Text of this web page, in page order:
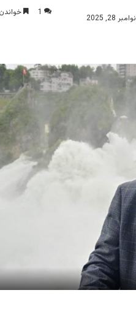
نوامبر 28, 2025
1 خواندن این